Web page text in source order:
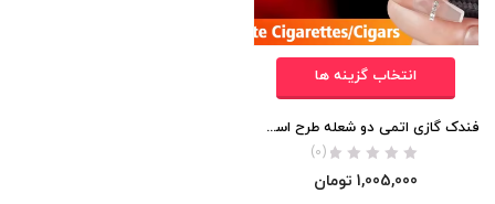
انتخاب گزینه ها
فندک گازی اتمی دو شعله طرح اسلحه اورجینال
(0)
1,005,000 تومان